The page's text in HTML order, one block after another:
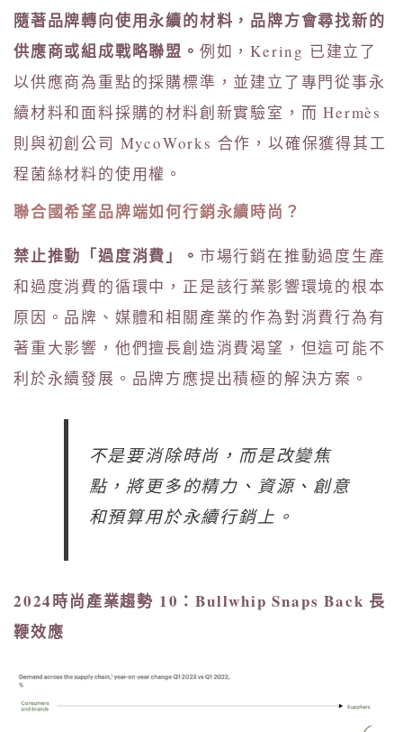
隨著品牌轉向使用永續的材料，品牌方會尋找新的
供應商或組成戰略聯盟。 例如，Kering 已建立了
以供應商為重點的採購標準，並建立了專門從事永
續材料和面料採購的材料創新實驗室，而 Hermès
則與初創公司 MycoWorks 合作，以確保獲得其工
程菌絲材料的使用權。
聯合國希望品牌端如何行銷永續時尚？
禁止推動「過度消費」。 市場行銷在推動過度生產
和過度消費的循環中，正是該行業影響環境的根本
原因。品牌、媒體和相關產業的作為對消費行為有
著重大影響，他們擅長創造消費渴望，但這可能不
利於永續發展。品牌方應提出積極的解決方案。
不是要消除時尚，而是改變焦
點，將更多的精力、資源、創意
和預算用於永續行銷上。
2024時尚產業趨勢 10：Bullwhip Snaps Back 長
鞭效應